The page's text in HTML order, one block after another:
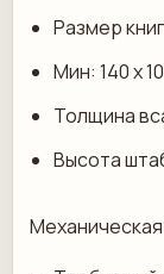
Размер
Мин: 140 х
Толщина
Высота